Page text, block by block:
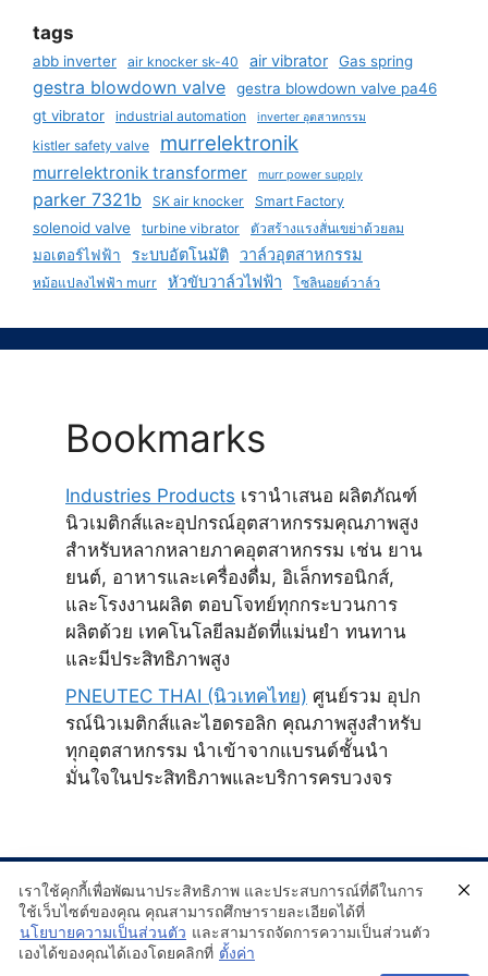
tags
abb inverter air knocker sk-40 air vibrator Gas spring
gestra blowdown valve
gestra blowdown valve pa46
gt vibrator
industrial automation inverter อุตสาหกรรม
kistler safety valve murrelektronik
murrelektronik transformer murr power supply
parker 7321b SK air knocker Smart Factory
solenoid valve turbine vibrator ตัวสร้างแรงสั่นเขย่าด้วยลม
มอเตอร์ไฟฟ้า ระบบอัตโนมัติ วาล์วอุตสาหกรรม
หม้อแปลงไฟฟ้า murr หัวขับวาล์วไฟฟ้า โซลินอยด์วาล์ว
Bookmarks
Industries Products เรานำเสนอ ผลิตภัณฑ์
นิวเมติกส์และอุปกรณ์อุตสาหกรรมคุณภาพสูง
สำหรับหลากหลายภาคอุตสาหกรรม เช่น ยาน
ยนต์, อาหารและเครื่องดื่ม, อิเล็กทรอนิกส์,
และโรงงานผลิต ตอบโจทย์ทุกกระบวนการ
ผลิตด้วย เทคโนโลยีลมอัดที่แม่นยำ ทนทาน
และมีประสิทธิภาพสูง
PNEUTEC THAI (นิวเทคไทย) ศูนย์รวม อุปก
รณ์นิวเมติกส์และไฮดรอลิก คุณภาพสูงสำหรับ
ทุกอุตสาหกรรม นำเข้าจากแบรนด์ชั้นนำ
มั่นใจในประสิทธิภาพและบริการครบวงจร
เราใช้คุกกี้เพื่อพัฒนาประสิทธิภาพ และประสบการณ์ที่ดีในการ
ใช้เว็บไซต์ของคุณ คุณสามารถศึกษารายละเอียดได้ที่
นโยบายความเป็นส่วนตัว และสามารถจัดการความเป็นส่วนตัว
เองได้ของคุณได้เองโดยคลิกที่ ตั้งค่า